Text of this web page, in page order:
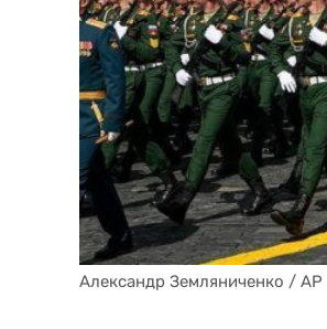
Александр Земляниченко / AP